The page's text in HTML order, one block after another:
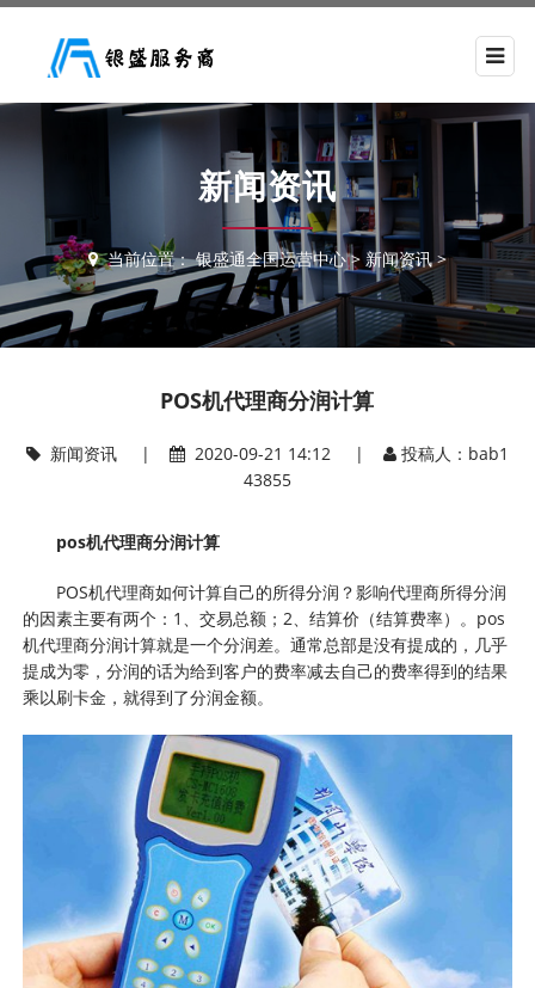
新闻资讯
当前位置：银盛通全国运营中心> 新闻资讯>
POS机代理商分润计算
新闻资讯| 2020-09-21 14:12 |
投稿人：bab1
43855
pos机代理商分润计算
POS机代理商如何计算自己的所得分润？影响代理商所得分润
的因素主要有两个：1、交易总额；2、结算价（结算费率）。pos
机代理商分润计算就是一个分润差。通常总部是没有提成的，几乎
提成为零，分润的话为给到客户的费率减去自己的费率得到的结果
乘以刷卡金，就得到了分润金额。